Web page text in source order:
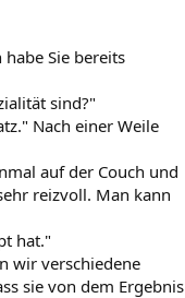
Sie bereits
sind?"
Nach einer Weile
auf der Couch und
reizvoll. Man kann
hat."
wir verschiedene
sie von dem Ergebnis